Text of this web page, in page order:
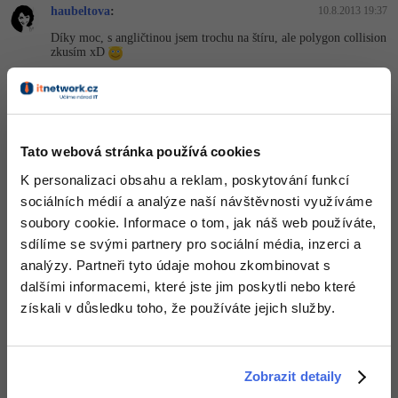
Tato webová stránka používá cookies
K personalizaci obsahu a reklam, poskytování funkcí
sociálních médií a analýze naší návštěvnosti využíváme
soubory cookie. Informace o tom, jak náš web používáte,
sdílíme se svými partnery pro sociální média, inzerci a
analýzy. Partneři tyto údaje mohou zkombinovat s
dalšími informacemi, které jste jim poskytli nebo které
získali v důsledku toho, že používáte jejich služby.
Zobrazit detaily
Marketing
WordPress
SEO
Business
Kryptoměny -25%
Copywriting -30%
MS Office -80%
Google Dokumenty
Adobe Illustrator
Adobe Lightroom
Adobe XD
Adobe InDesign
Adobe After Effects
Blender -80%
Inkscape
Fotografování -80%
Kariéra
Pro firmy
haubeltova: 10.8.2013 19:37
Díky moc, s angličtinou jsem trochu na štíru, ale polygon collision
zkusím xD
Nahoru
vstupovat do "úžiny" mezi překážející polygony v nejrůznějších
natočeních a ani úžinou samotnou nemusí procházet stejně
natočen... což dává nekonečné množství možností...
Nahoru Odpovědět
Odpovídá na haubeltova
David Hartinger: 10.8.2013 20:10